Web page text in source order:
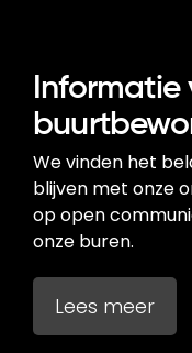
Informatie
We vinden het
blijven met onze
op open
onze buren.
Lees meer